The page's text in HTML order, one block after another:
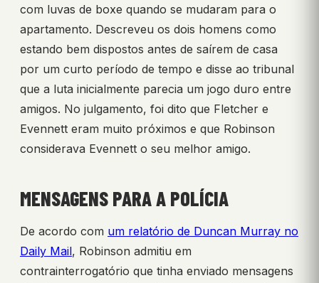
com luvas de boxe quando se mudaram para o
apartamento. Descreveu os dois homens como
estando bem dispostos antes de saírem de casa
por um curto período de tempo e disse ao tribunal
que a luta inicialmente parecia um jogo duro entre
amigos. No julgamento, foi dito que Fletcher e
Evennett eram muito próximos e que Robinson
considerava Evennett o seu melhor amigo.
MENSAGENS PARA A POLÍCIA
De acordo com um relatório de Duncan Murray no
Daily Mail, Robinson admitiu em
contrainterrogatório que tinha enviado mensagens